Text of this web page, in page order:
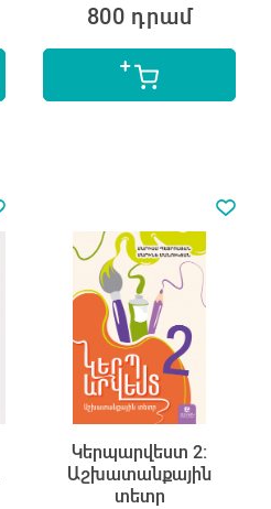
800 դրամ
Կերպարվեստ 2:
Աշխատանքային
տետր